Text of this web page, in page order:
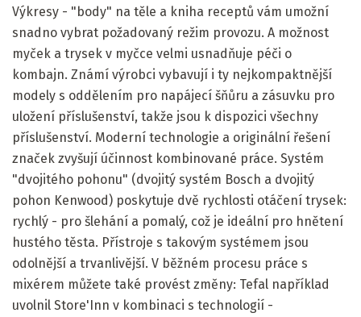
Výkresy - "body" na těle a kniha receptů vám umožní
snadno vybrat požadovaný režim provozu. A možnost
myček a trysek v myčce velmi usnadňuje péči o
kombajn. Známí výrobci vybavují i ​​ty nejkompaktnější
modely s oddělením pro napájecí šňůru a zásuvku pro
uložení příslušenství, takže jsou k dispozici všechny
příslušenství. Moderní technologie a originální řešení
značek zvyšují účinnost kombinované práce. Systém
"dvojitého pohonu" (dvojitý systém Bosch a dvojitý
pohon Kenwood) poskytuje dvě rychlosti otáčení trysek:
rychlý - pro šlehání a pomalý, což je ideální pro hnětení
hustého těsta. Přístroje s takovým systémem jsou
odolnější a trvanlivější. V běžném procesu práce s
mixérem můžete také provést změny: Tefal například
uvolnil Store'Inn v kombinaci s technologií -